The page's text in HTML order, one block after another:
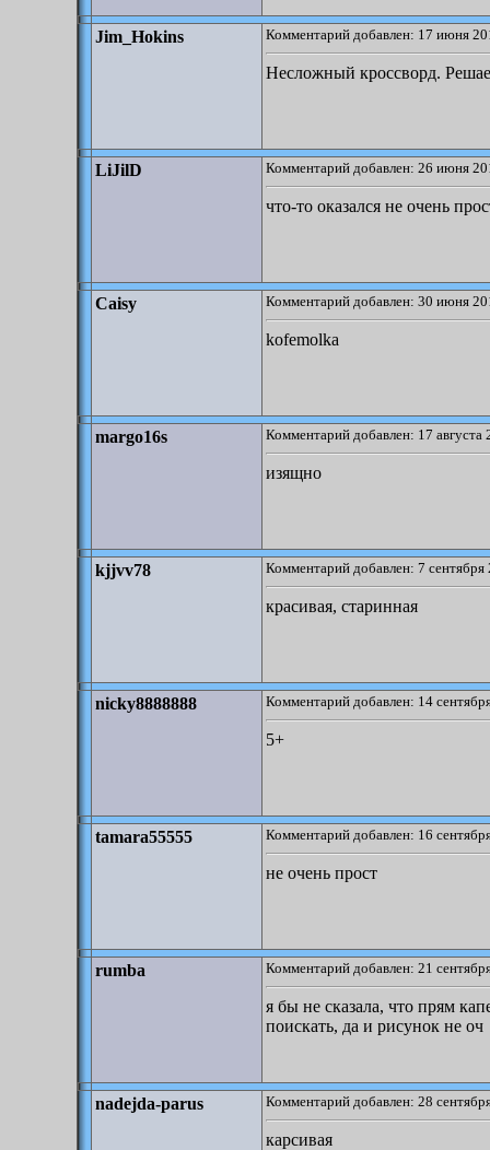
Jim_Hokins Комментарий добавлен: 17 июня
Несложный кроссворд.
LiJilD Комментарий добавлен: 26 июня
что-то оказался не очень
Caisy Комментарий добавлен: 30 июня
kofemolka
margo16s Комментарий добавлен: 17 августа
изящно
kjjvv78 Комментарий добавлен: 7
красивая, старинная
nicky8888888 Комментарий добавлен: 14
5+
tamara55555 Комментарий добавлен: 16
не очень прост
rumba Комментарий добавлен: 21
я бы не сказала, что прям
поискать, да и рисунок не оч
nadejda-parus Комментарий добавлен: 28
карсивая